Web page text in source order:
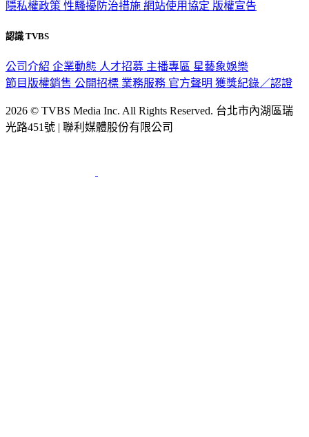
隱私權政策 性騷擾防治措施 網站使用協定 版權宣告
認識 TVBS
公司介紹 企業動態 人才招募 主播專區 星藝象娛樂
節目版權銷售 公開招標 業務服務 官方聲明 獲獎紀錄／認證
2026 © TVBS Media Inc. All Rights Reserved. 台北市內湖區瑞
光路451號 | 聯利媒體股份有限公司